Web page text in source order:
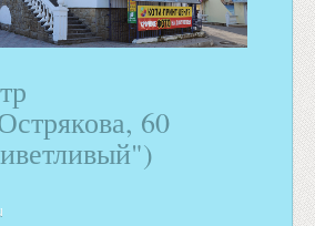
60